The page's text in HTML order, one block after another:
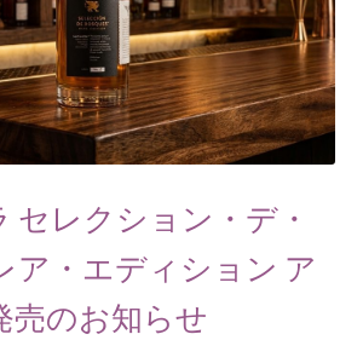
セレクション・デ・
ア・エディション ア
売のお知らせ